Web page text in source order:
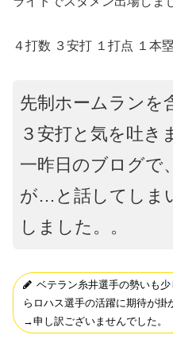
４打数 ３安打 １打点 １本
先制ホームランを
３安打と気を吐き
一昨日のブログで
が…と話してしま
しました。。
ベテラン糸井選手の勢いも
らロハス選手の活躍に期待が掛
→申し訳ございませんでした。